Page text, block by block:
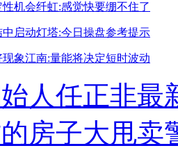
机会纤虹:感觉快要绷不住了
启动灯塔:今日操盘参考提示
象江南:量能将决定短时波动
人任正非最
房子大甩卖